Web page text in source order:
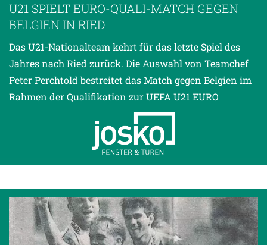
U21 SPIELT EURO-QUALI-MATCH GEGEN
BELGIEN IN RIED
Das U21-Nationalteam kehrt für das letzte Spiel des
Jahres nach Ried zurück. Die Auswahl von Teamchef
Peter Perchtold bestreitet das Match gegen Belgien im
Rahmen der Qualifikation zur UEFA U21 EURO